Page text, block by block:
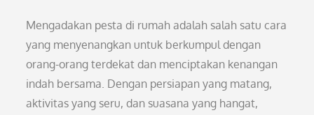
Mengadakan pesta di rumah adalah salah satu cara
yang menyenangkan untuk berkumpul dengan
orang-orang terdekat dan menciptakan kenangan
indah bersama. Dengan persiapan yang matang,
aktivitas yang seru, dan suasana yang hangat,